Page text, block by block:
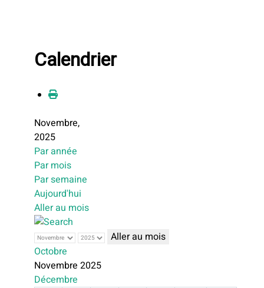
Calendrier
Novembre,
2025
Par année
Par mois
Par semaine
Aujourd'hui
Aller au mois
Aller au mois
Octobre
Novembre 2025
Décembre